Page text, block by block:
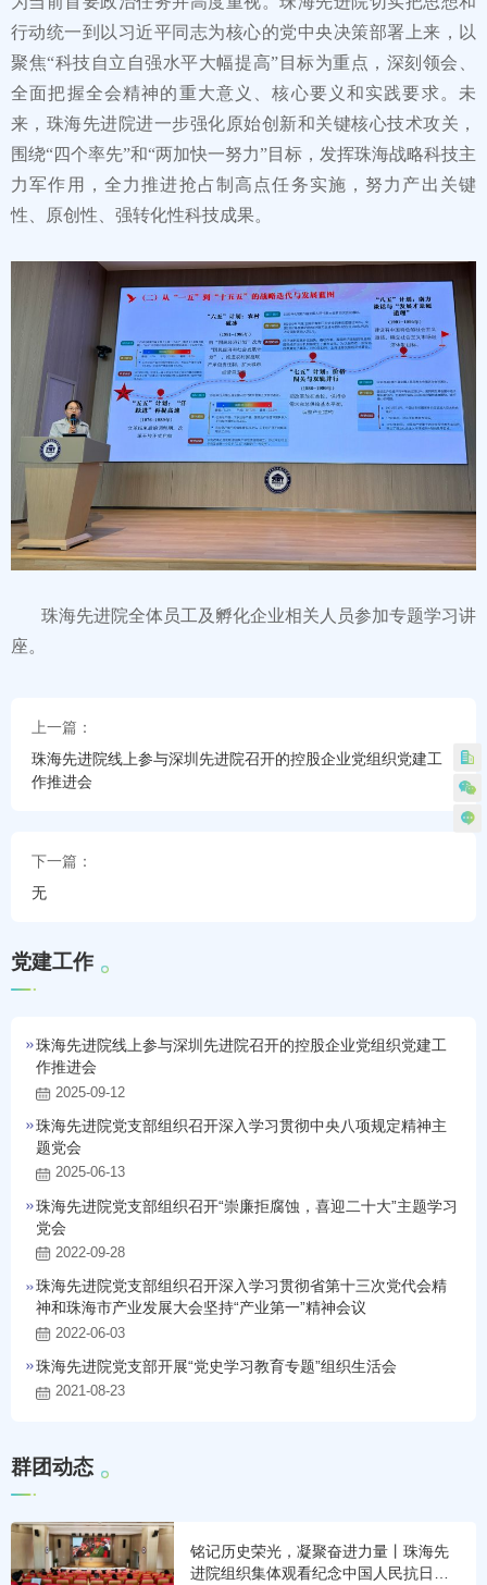
行动统一到以习近平同志为核心的党中央决策部署上来，以
聚焦“科技自立自强水平大幅提高”目标为重点，深刻领会、
全面把握全会精神的重大意义、核心要义和实践要求。未
来，珠海先进院进一步强化原始创新和关键核心技术攻关，
围绕“四个率先”和“两加快一努力”目标，发挥珠海战略科技主
力军作用，全力推进抢占制高点任务实施，努力产出关键
性、原创性、强转化性科技成果。
珠海先进院全体员工及孵化企业相关人员参加专题学习讲
座。
上一篇：
珠海先进院线上参与深圳先进院召开的控股企业党组织党建工
作推进会
下一篇：
无
党建工作
珠海先进院线上参与深圳先进院召开的控股企业党组织党建工
作推进会
2025-09-12
珠海先进院党支部组织召开深入学习贯彻中央八项规定精神主
题党会
2025-06-13
珠海先进院党支部组织召开“崇廉拒腐蚀，喜迎二十大”主题学习
党会
2022-09-28
珠海先进院党支部组织召开深入学习贯彻省第十三次党代会精
神和珠海市产业发展大会坚持“产业第一”精神会议
2022-06-03
珠海先进院党支部开展“党史学习教育专题”组织生活会
2021-08-23
群团动态
铭记历史荣光，凝聚奋进力量丨珠海先
进院组织集体观看纪念中国人民抗日战